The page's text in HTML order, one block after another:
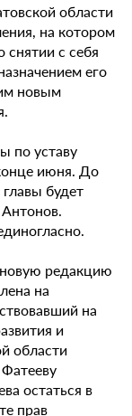
области
на котором
снятии с себя
его
новым
по уставу
июня. До
будет
редакцию
на
на
и
области
остаться в
прав